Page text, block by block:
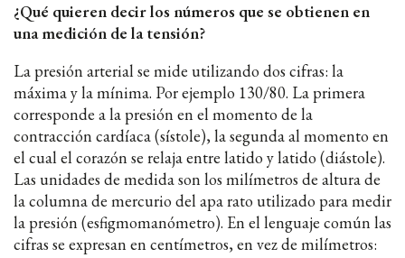
¿Qué quieren decir los números que se obtienen en
una medición de la tensión?
La presión arterial se mide utilizando dos cifras: la
máxima y la mínima. Por ejemplo 130/80. La primera
corresponde a la presión en el momento de la
contracción cardíaca (sístole), la segunda al momento en
el cual el corazón se relaja entre latido y latido (diástole).
Las unidades de medida son los milímetros de altura de
la columna de mercurio del apa rato utilizado para medir
la presión (esfigmomanómetro). En el lenguaje común las
cifras se expresan en centímetros, en vez de milímetros: